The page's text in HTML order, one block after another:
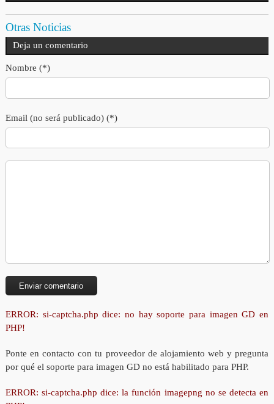
Otras Noticias
Deja un comentario
Nombre (*)
Email (no será publicado) (*)
ERROR: si-captcha.php dice: no hay soporte para imagen GD en
PHP!
Ponte en contacto con tu proveedor de alojamiento web y pregunta
por qué el soporte para imagen GD no está habilitado para PHP.
ERROR: si-captcha.php dice: la función imagepng no se detecta en